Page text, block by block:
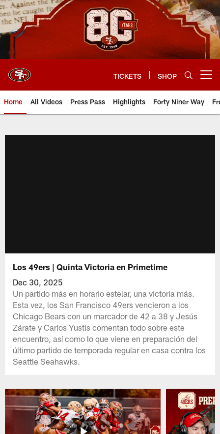
Skip
to
main
content
TICKETS SHOP
Home All Videos Press Pass Highlights Forty Niner Way
Los 49ers | Quinta Victoria en Primetime
Dec 30, 2025
Un partido más en horario estelar, una victoria más.
Esta vez, los San Francisco 49ers vencieron a los
Chicago Bears con un marcador de 42 a 38 y Jesús
Zárate y Carlos Yustis comentan todo sobre este
encuentro, así como lo que viene en preparación del
último partido de temporada regular en casa contra los
Seattle Seahawks.